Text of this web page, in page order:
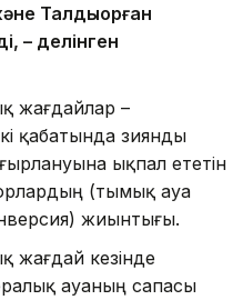
Талдықорған
– делінген
жағдайлар –
қабатында зиянды
ықпал ететін
(тымық ауа
жиынтығы.
жағдай кезінде
ауаның сапасы